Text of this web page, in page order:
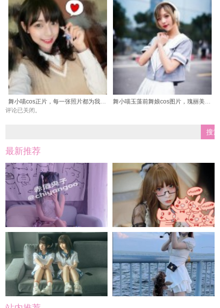
舞小喵cos正片，每一张照片都为我所爱。
舞小喵玉藻前舞娘cos图片，瑰丽美图代表工匠精神
评论已关闭。
最新推荐